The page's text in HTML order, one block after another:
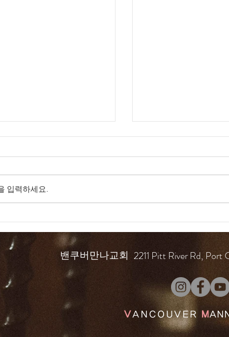
마 바이블 161일 드라마 바이블
입력하세요.
밴쿠버만나교회 2211 Pitt River Rd, Port
VANCOUVER M